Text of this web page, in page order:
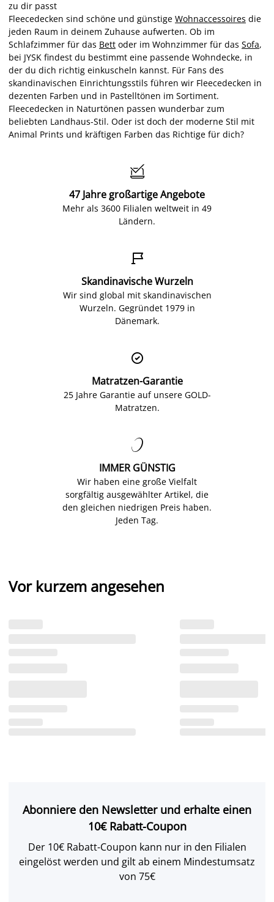
zu dir passt
Fleecedecken sind schöne und günstige Wohnaccessoires die
jeden Raum in deinem Zuhause aufwerten. Ob im
Schlafzimmer für das Bett oder im Wohnzimmer für das Sofa,
bei JYSK findest du bestimmt eine passende Wohndecke, in
der du dich richtig einkuscheln kannst. Für Fans des
skandinavischen Einrichtungsstils führen wir Fleecedecken in
dezenten Farben und in Pastelltönen im Sortiment.
Fleecedecken in Naturtönen passen wunderbar zum
beliebten Landhaus-Stil. Oder ist doch der moderne Stil mit
Animal Prints und kräftigen Farben das Richtige für dich?

47 Jahre großartige Angebote
Mehr als 3600 Filialen weltweit in 49
Ländern.

Skandinavische Wurzeln
Wir sind global mit skandinavischen
Wurzeln. Gegründet 1979 in
Dänemark.

Matratzen-Garantie
25 Jahre Garantie auf unsere GOLD-
Matratzen.

IMMER GÜNSTIG
Wir haben eine große Vielfalt
sorgfältig ausgewählter Artikel, die
den gleichen niedrigen Preis haben.
Jeden Tag.
Vor kurzem angesehen
Abonniere den Newsletter und erhalte einen
10€ Rabatt-Coupon
Der 10€ Rabatt-Coupon kann nur in den Filialen
eingelöst werden und gilt ab einem Mindestumsatz
von 75€